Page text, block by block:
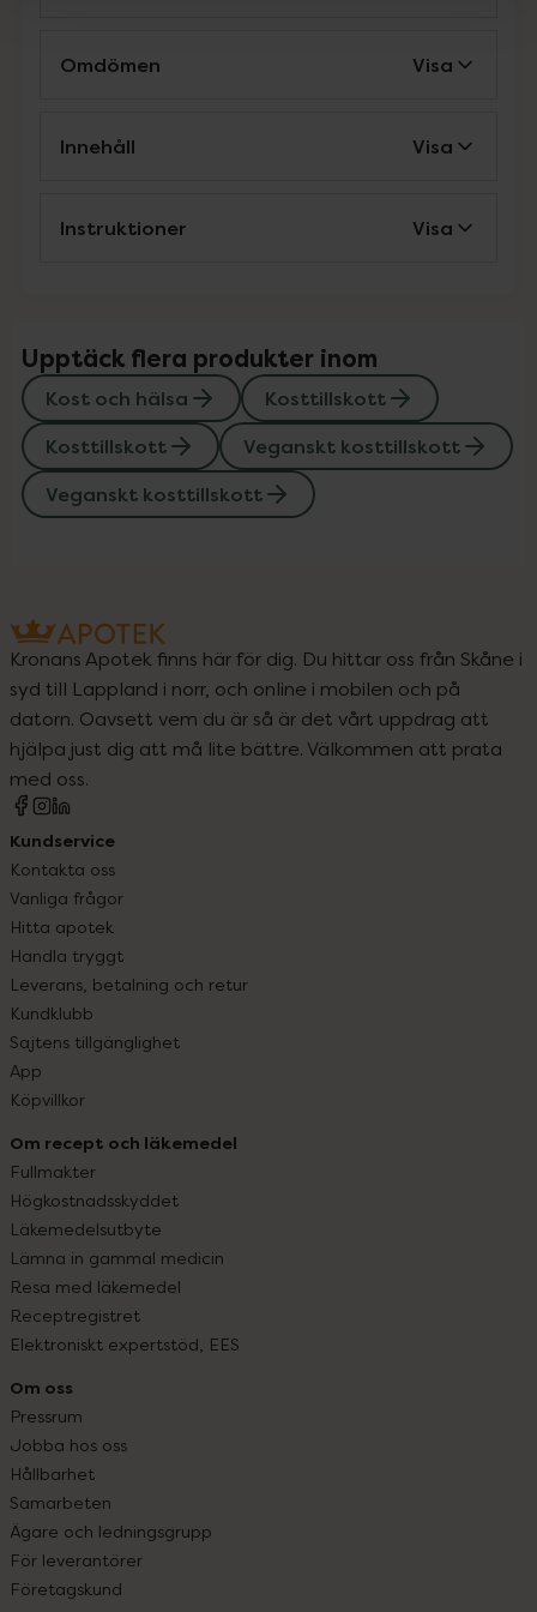
Omdömen Visa
Innehåll Visa
Instruktioner Visa
Upptäck flera produkter inom
Kost och hälsa
Kosttillskott
Kosttillskott
Veganskt kosttillskott
Veganskt kosttillskott
Kronans Apotek finns här för dig. Du hittar oss från Skåne i
syd till Lappland i norr, och online i mobilen och på
datorn. Oavsett vem du är så är det vårt uppdrag att
hjälpa just dig att må lite bättre. Välkommen att prata
med oss.
Kundservice
Kontakta oss
Vanliga frågor
Hitta apotek
Handla tryggt
Leverans, betalning och retur
Kundklubb
Sajtens tillgänglighet
App
Köpvillkor
Om recept och läkemedel
Fullmakter
Högkostnadsskyddet
Läkemedelsutbyte
Lämna in gammal medicin
Resa med läkemedel
Receptregistret
Elektroniskt expertstöd, EES
Om oss
Pressrum
Jobba hos oss
Hållbarhet
Samarbeten
Ägare och ledningsgrupp
För leverantörer
Företagskund